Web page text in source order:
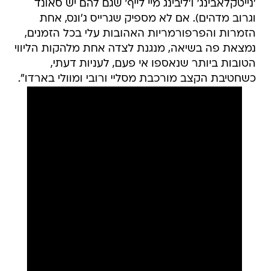
'נייטקלאבינג' ו'ליבינג מיי לייף' שגם להם יש סאונד
וגרוב מדהים). אם לא מספיק שגרייס ג'ונס, אחת
הזמרות והפרפורמריות האהובות עלי בכל הזמנים,
נמצאת פה בשיאה, מנגנת לצדה אחת מלהקות הליווי
הטובות ביותר שנאספו אי פעם, לעניות דעתי,
כשחטיבת הקצב מורכבת מסליי ורובי ומוולי בארדו".